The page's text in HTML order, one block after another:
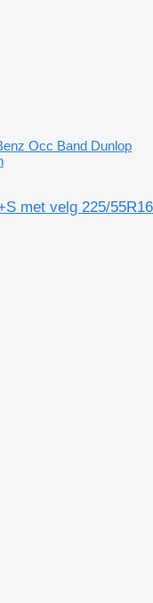
Occ Band Dunlop
met velg 225/55R16